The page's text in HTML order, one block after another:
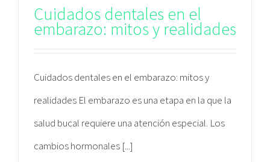
Cuidados dentales en el
embarazo: mitos y realidades
Cuidados dentales en el embarazo: mitos y
realidades El embarazo es una etapa en la que la
salud bucal requiere una atención especial. Los
cambios hormonales [...]